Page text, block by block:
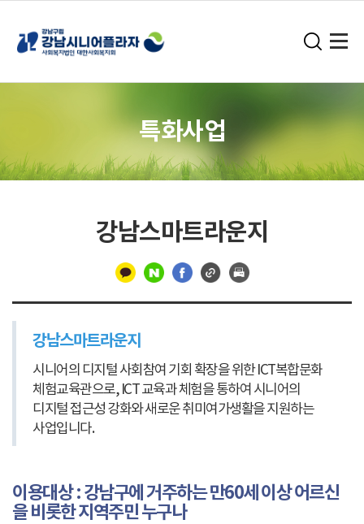
특화사업
강남스마트라운지
선강남스마트라운지
시니어의 디지털 사회참여 기회 확장을 위한 ICT복합문화
체험교육관으로, ICT 교육과 체험을 통하여 시니어의
디지털 접근성 강화와 새로운 취미여가생활을 지원하는
사업입니다.
이용대상 : 강남구에 거주하는 만60세 이상 어르신
을 비롯한 지역주민 누구나